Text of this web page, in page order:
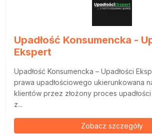
Upadłość Konsumencka -
Ekspert
Upadłość Konsumencka – Upadłości
prawa upadłościowego ukierunkowana
klientów przez złożony proces
z...
Zobacz szczegóły